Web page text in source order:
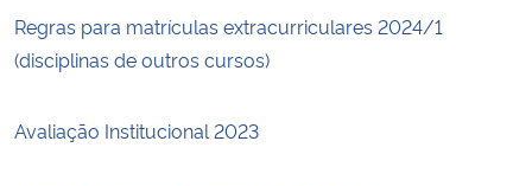
Regras para matrículas extracurriculares 2024/1
(disciplinas de outros cursos)
Avaliação Institucional 2023